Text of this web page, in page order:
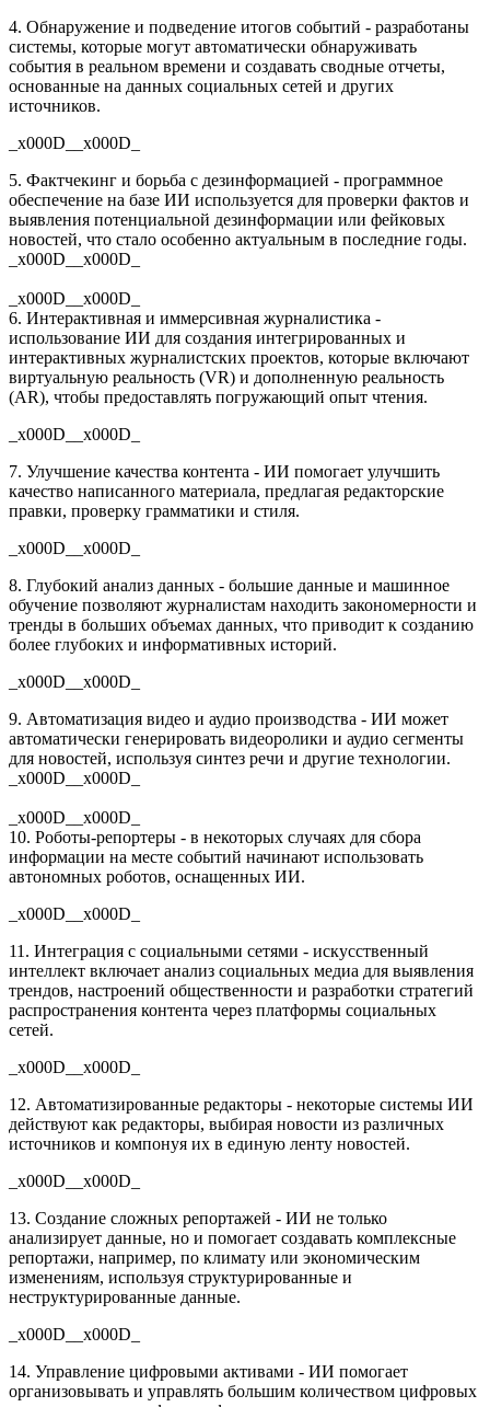
4. Обнаружение и подведение итогов событий - разработаны
системы, которые могут автоматически обнаруживать
события в реальном времени и создавать сводные отчеты,
основанные на данных социальных сетей и других
источников.
_x000D__x000D_
5. Фактчекинг и борьба с дезинформацией - программное
обеспечение на базе ИИ используется для проверки фактов и
выявления потенциальной дезинформации или фейковых
новостей, что стало особенно актуальным в последние годы.
_x000D__x000D_
_x000D__x000D_
6. Интерактивная и иммерсивная журналистика -
использование ИИ для создания интегрированных и
интерактивных журналистских проектов, которые включают
виртуальную реальность (VR) и дополненную реальность
(AR), чтобы предоставлять погружающий опыт чтения.
_x000D__x000D_
7. Улучшение качества контента - ИИ помогает улучшить
качество написанного материала, предлагая редакторские
правки, проверку грамматики и стиля.
_x000D__x000D_
8. Глубокий анализ данных - большие данные и машинное
обучение позволяют журналистам находить закономерности и
тренды в больших объемах данных, что приводит к созданию
более глубоких и информативных историй.
_x000D__x000D_
9. Автоматизация видео и аудио производства - ИИ может
автоматически генерировать видеоролики и аудио сегменты
для новостей, используя синтез речи и другие технологии.
_x000D__x000D_
_x000D__x000D_
10. Роботы-репортеры - в некоторых случаях для сбора
информации на месте событий начинают использовать
автономных роботов, оснащенных ИИ.
_x000D__x000D_
11. Интеграция с социальными сетями - искусственный
интеллект включает анализ социальных медиа для выявления
трендов, настроений общественности и разработки стратегий
распространения контента через платформы социальных
сетей.
_x000D__x000D_
12. Автоматизированные редакторы - некоторые системы ИИ
действуют как редакторы, выбирая новости из различных
источников и компонуя их в единую ленту новостей.
_x000D__x000D_
13. Создание сложных репортажей - ИИ не только
анализирует данные, но и помогает создавать комплексные
репортажи, например, по климату или экономическим
изменениям, используя структурированные и
неструктурированные данные.
_x000D__x000D_
14. Управление цифровыми активами - ИИ помогает
организовывать и управлять большим количеством цифровых